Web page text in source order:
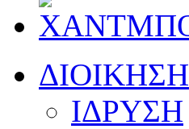
ΔΙΟΙΚΗΣΗ
ΙΔΡΥΣΗ